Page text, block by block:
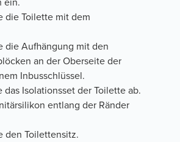
die Toilette mit dem
die Aufhängung mit den
an der Oberseite der
Inbusschlüssel.
das Isolationsset der Toilette ab.
entlang der Ränder
den Toilettensitz.